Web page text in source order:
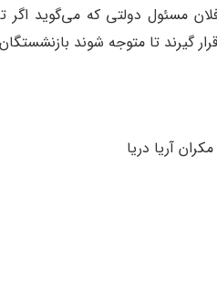
مسئول دولتی که می‌گوید اگر
گیرند تا متوجه شوند
آریا دریا